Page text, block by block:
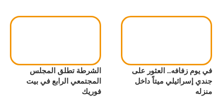
في يوم زفافه.. العثور على
جندي إسرائيلي ميتاً داخل
منزله
الشرطة تطلق المجلس
المجتمعي الرابع في بيت
فوريك